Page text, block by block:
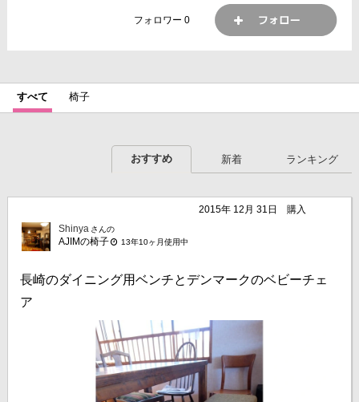
フォロワー0
すべて 椅子
おすすめ 新着 ランキング
2015年 12月 31日
購入
Shinya さんの
AJIMの椅子 13年10ヶ月使用中
長崎のダイニング用ベンチとデンマークのベビーチェ
ア